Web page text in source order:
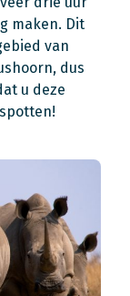
maken. Dit
van
dus
u deze